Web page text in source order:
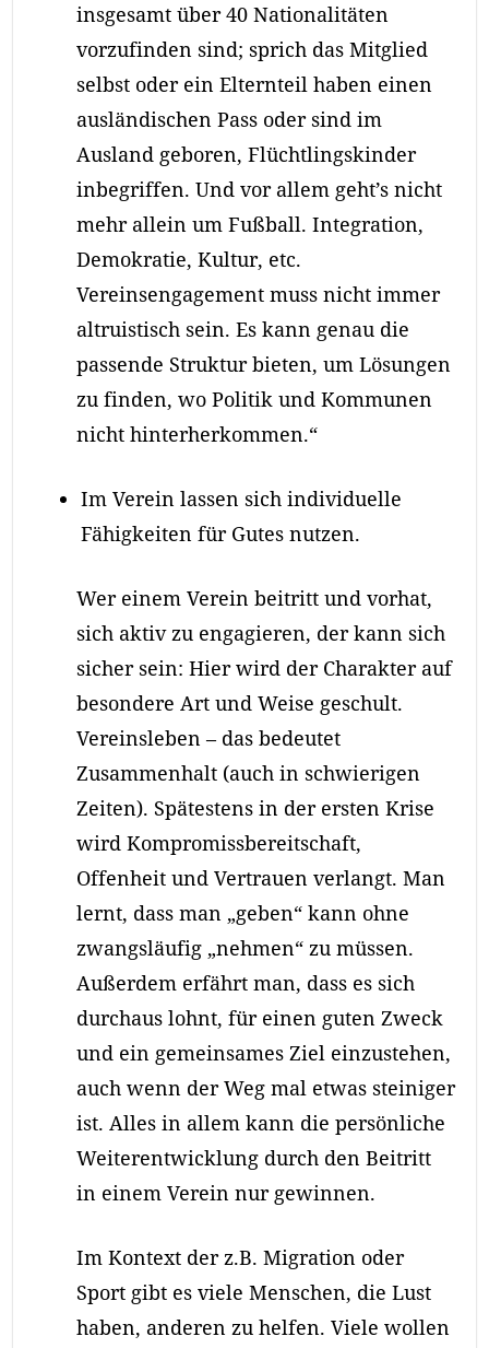
insgesamt über 40 Nationalitäten
vorzufinden sind; sprich das Mitglied
selbst oder ein Elternteil haben einen
ausländischen Pass oder sind im
Ausland geboren, Flüchtlingskinder
inbegriffen. Und vor allem geht’s nicht
mehr allein um Fußball. Integration,
Demokratie, Kultur, etc.
Vereinsengagement muss nicht immer
altruistisch sein. Es kann genau die
passende Struktur bieten, um Lösungen
zu finden, wo Politik und Kommunen
nicht hinterherkommen.“
Im Verein lassen sich individuelle
Fähigkeiten für Gutes nutzen.
Wer einem Verein beitritt und vorhat,
sich aktiv zu engagieren, der kann sich
sicher sein: Hier wird der Charakter auf
besondere Art und Weise geschult.
Vereinsleben – das bedeutet
Zusammenhalt (auch in schwierigen
Zeiten). Spätestens in der ersten Krise
wird Kompromissbereitschaft,
Offenheit und Vertrauen verlangt. Man
lernt, dass man „geben“ kann ohne
zwangsläufig „nehmen“ zu müssen.
Außerdem erfährt man, dass es sich
durchaus lohnt, für einen guten Zweck
und ein gemeinsames Ziel einzustehen,
auch wenn der Weg mal etwas steiniger
ist. Alles in allem kann die persönliche
Weiterentwicklung durch den Beitritt
in einem Verein nur gewinnen.
Im Kontext der z.B. Migration oder
Sport gibt es viele Menschen, die Lust
haben, anderen zu helfen. Viele wollen